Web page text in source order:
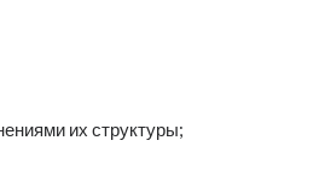
их структуры;